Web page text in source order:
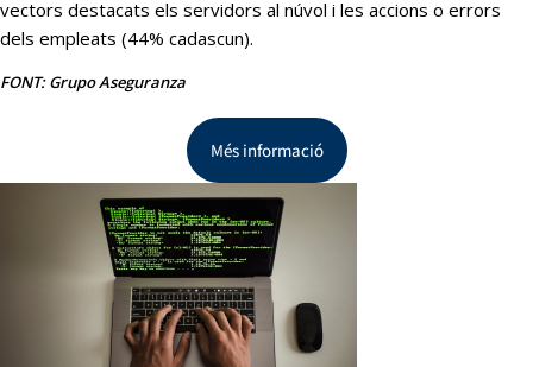
vectors destacats els servidors al núvol i les accions o errors
dels empleats (44% cadascun).
FONT: Grupo Aseguranza
Més informació